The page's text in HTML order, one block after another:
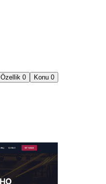
Özellik 0 Konu 0